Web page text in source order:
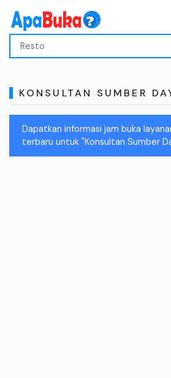
KONSULTAN SUMBER
Dapatkan informasi jam buka
terbaru untuk "Konsultan Sumber